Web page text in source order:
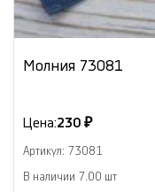
Молния 73081
Цена:230 ₽
Артикул: 73081
В наличии 7.00 шт